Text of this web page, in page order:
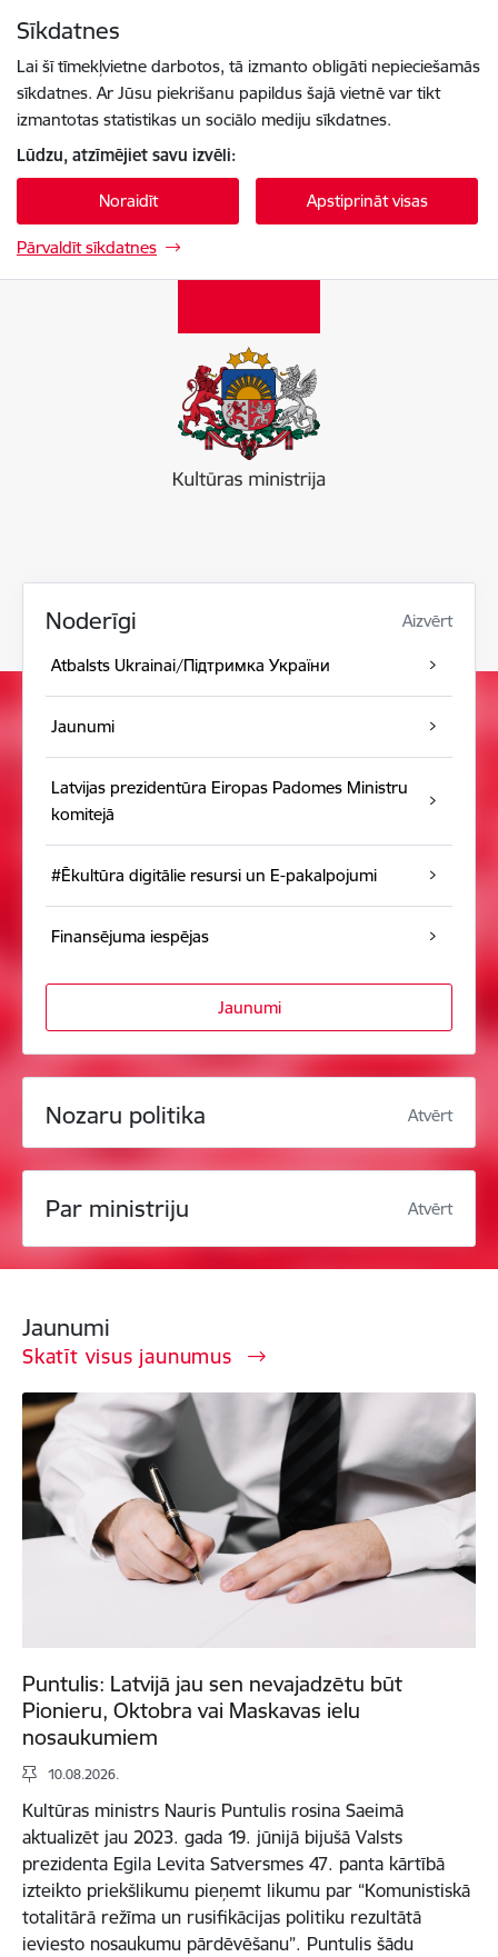
Sīkdatnes
Lai šī tīmekļvietne darbotos, tā izmanto obligāti nepieciešamās
sīkdatnes. Ar Jūsu piekrišanu papildus šajā vietnē var tikt
izmantotas statistikas un sociālo mediju sīkdatnes.
Lūdzu, atzīmējiet savu izvēli:
Noraidīt Apstiprināt visas
Pārvaldīt sīkdatnes
Noderīgi Aizvērt
Atbalsts Ukrainai/Підтримка України
Jaunumi
Latvijas prezidentūra Eiropas Padomes Ministru
komitejā
#Ēkultūra digitālie resursi un E-pakalpojumi
Finansējuma iespējas
Jaunumi
Nozaru politika Atvērt
Par ministriju Atvērt
Jaunumi
Skatīt visus jaunumus
Puntulis: Latvijā jau sen nevajadzētu būt
Pionieru, Oktobra vai Maskavas ielu
nosaukumiem
10.08.2026.
Kultūras ministrs Nauris Puntulis rosina Saeimā
aktualizēt jau 2023. gada 19. jūnijā bijušā Valsts
prezidenta Egila Levita Satversmes 47. panta kārtībā
izteikto priekšlikumu pieņemt likumu par “Komunistiskā
totalitārā režīma un rusifikācijas politiku rezultātā
ieviesto nosaukumu pārdēvēšanu”. Puntulis šādu